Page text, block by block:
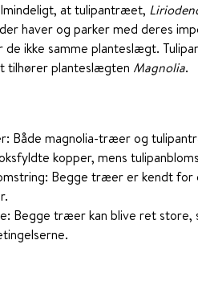
at tulipantræet,
haver og parker med deres
de ikke samme planteslægt.
tilhører planteslægten Magnolia.
Både magnolia-træer og
kopper, mens
Begge træer er kendt
Begge træer kan blive ret